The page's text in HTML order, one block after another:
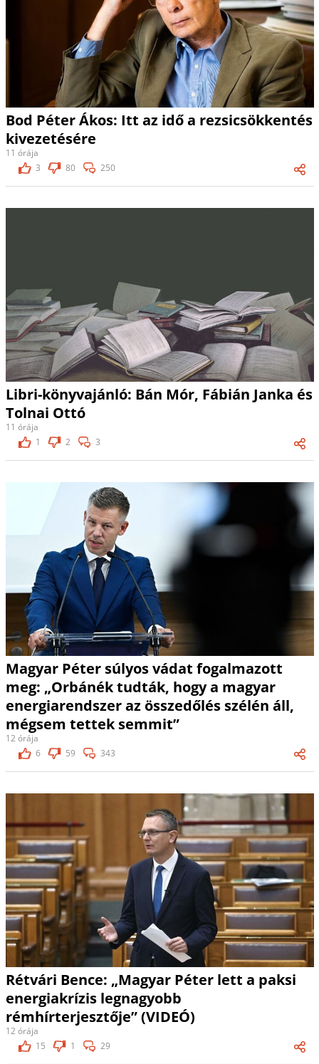
Bod Péter Ákos: Itt az idő a rezsicsökkentés
kivezetésére
11 órája
3
80 250
Libri-könyvajánló: Bán Mór, Fábián Janka és
Tolnai Ottó
11 órája
1
2 3
Magyar Péter súlyos vádat fogalmazott
meg: „Orbánék tudták, hogy a magyar
energiarendszer az összedőlés szélén áll,
mégsem tettek semmit”
12 órája
6
59 343
Rétvári Bence: „Magyar Péter lett a paksi
energiakrízis legnagyobb
rémhírterjesztője” (VIDEÓ)
12 órája
15
1 29